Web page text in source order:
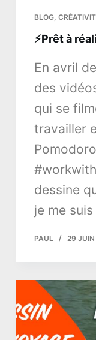
BLOG,
⚡Prêt à
En avril
des
qui se
travailler
dessine
je me
PAUL 29 JUIN